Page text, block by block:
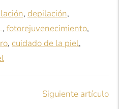
, depilación,
, fotorejuvenecimiento,
, cuidado de la piel,
Siguiente artículo